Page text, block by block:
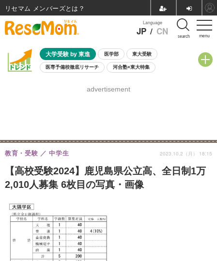
menu
Language
JP / CN search
大学受験 by 東進 医学部 東大受験
医専予備校徹底リサーチ 河合塾×東大特集
8月開催学校説明会・相談会
advertisement
【高校受験2024】鹿児島県公立高、全日制1万
2,010人募集 6枚目の写真・画像
教育・受験 中学生 2023.10.2（月） 18:15
リセマム メンバーズ